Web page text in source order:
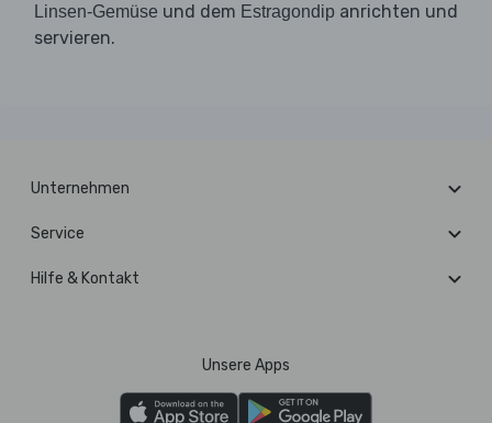
Linsen-Gemüse und dem Estragondip anrichten und
servieren.
Unternehmen
Service
Hilfe & Kontakt
Unsere Apps